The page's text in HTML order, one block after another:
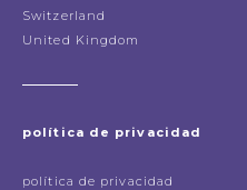
Switzerland
United Kingdom
política de privacidad
política de privacidad